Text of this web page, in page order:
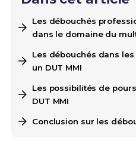
Les débouchés
dans le domaine du
Les débouchés dans
un DUT MMI
Les possibilités de
DUT MMI
Conclusion sur les